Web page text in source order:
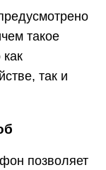
такое
так и
позволяет